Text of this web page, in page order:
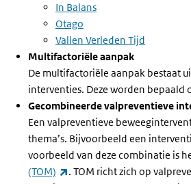
In Balans
Otago
Vallen Verleden Tijd
Multifactoriële aanpak
De multifactoriële aanpak bestaat
interventies. Deze worden bepaald
Gecombineerde valpreventieve
Een valpreventieve
thema’s. Bijvoorbeeld een
voorbeeld van deze combinatie is
(TOM)
(externe link)
. TOM richt zich op